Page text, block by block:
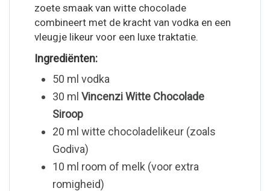
zoete smaak van witte chocolade
combineert met de kracht van vodka en een
vleugje likeur voor een luxe traktatie.
Ingrediënten:
50 ml vodka
30 ml Vincenzi Witte Chocolade
Siroop
20 ml witte chocoladelikeur (zoals
Godiva)
10 ml room of melk (voor extra
romigheid)